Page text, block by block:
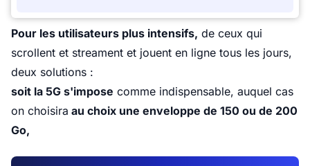
Pour les utilisateurs plus intensifs, de ceux qui
scrollent et streament et jouent en ligne tous les jours,
deux solutions :
soit la 5G s'impose comme indispensable, auquel cas
on choisira au choix une enveloppe de 150 ou de 200
Go,